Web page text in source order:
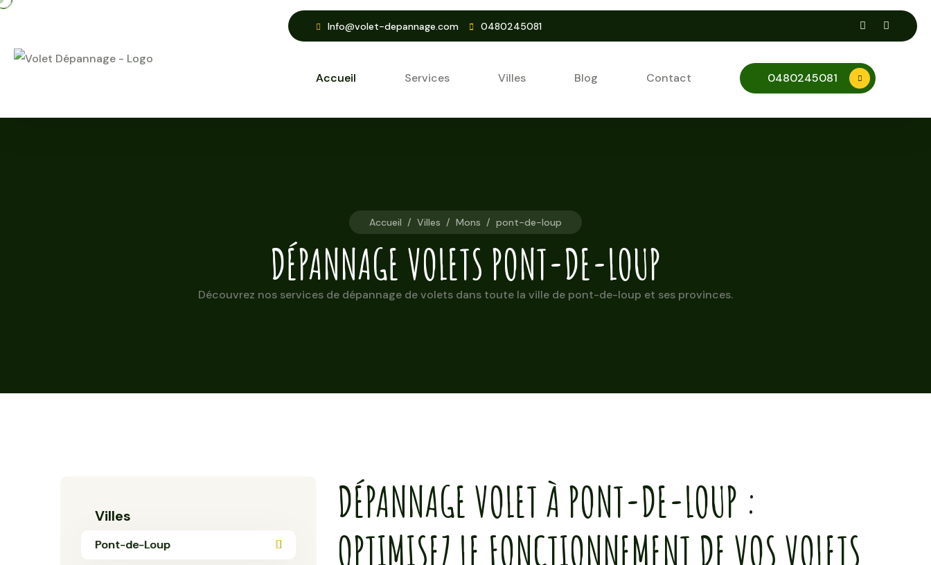
Info@volet-depannage.com 0480245081
Accueil Services Villes Blog Contact 0480245081
Accueil / Villes / Mons / pont-de-loup
DÉPANNAGE VOLETS PONT-DE-LOUP
Découvrez nos services de dépannage de volets dans toute la ville de pont-de-loup et ses provinces.
Villes
Pont-de-Loup
DÉPANNAGE VOLET À PONT-DE-LOUP :
OPTIMISEZ LE FONCTIONNEMENT DE VOS VOLETS